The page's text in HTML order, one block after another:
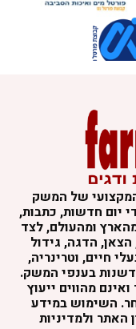
של המשק
יום חדשות, כתבות,
ומהעולם, לצד
הדגה, גידול
חיים, וטרינריה,
בענפי המשק.
מהווים ייעוץ
השימוש במידע
ולמדיניות